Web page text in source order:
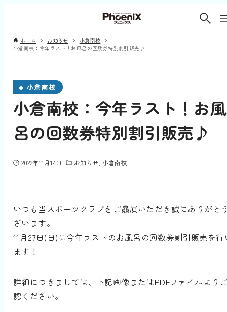
ホーム お知らせ
小倉南校
小倉南校：今年ラスト！お風呂の回数券特別割引販売♪
小倉南校
小倉南校：今年ラスト！お風
呂の回数券特別割引販売♪
2022年11月14日 お知らせ 小倉南校
いつも当スポーツクラブをご贔屓いただき誠にありがと
ざいます。
11月27日(日)に今年ラストのお風呂の回数券割引販売を行
ます！
詳細につきましては、下記画像またはPDFファイルより
認ください。